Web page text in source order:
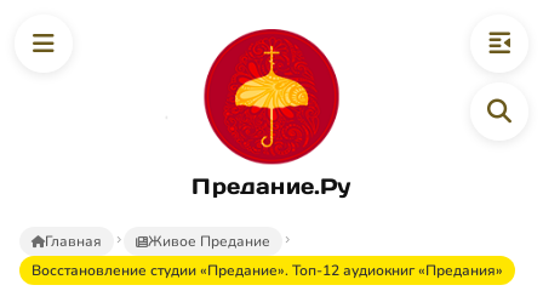
Предание.Ру
Главная
Живое Предание
Восстановление студии «Предание». Топ-12 аудиокниг «Предания»